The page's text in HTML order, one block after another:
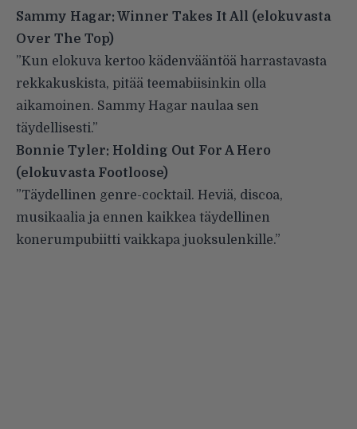
Sammy Hagar: Winner Takes It All (elokuvasta
Over The Top)
”Kun elokuva kertoo kädenvääntöä harrastavasta
rekkakuskista, pitää teemabiisinkin olla
aikamoinen. Sammy Hagar naulaa sen
täydellisesti.”
Bonnie Tyler: Holding Out For A Hero
(elokuvasta Footloose)
”Täydellinen genre-cocktail. Heviä, discoa,
musikaalia ja ennen kaikkea täydellinen
konerumpubiitti vaikkapa juoksulenkille.”